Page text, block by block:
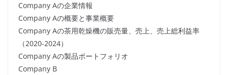
Company Aの企業情報
Company Aの概要と事業概要
Company Aの茶用乾燥機の販売量、売上、売上総利益率
（2020-2024）
Company Aの製品ポートフォリオ
Company B